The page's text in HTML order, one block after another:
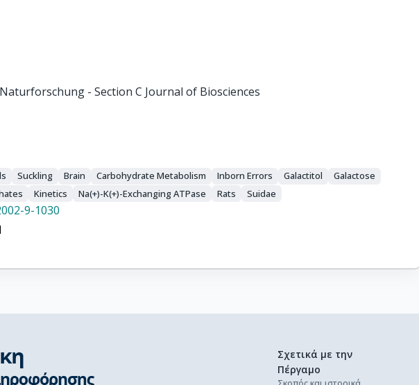
- Section C Journal of Biosciences
Suckling Brain Carbohydrate Metabolism Inborn Errors Galactitol
Galactose
Kinetics Na(+)-K(+)-Exchanging ATPase Rats Suidae
9-1030
Σχετικά με την
Πέργαμο